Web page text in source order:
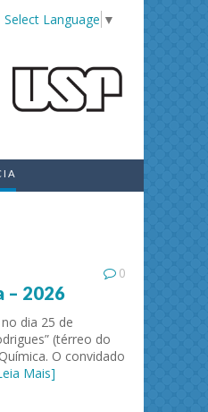
Select Language ▼
0
– 2026
dia 25 de
(térreo do
O convidado
Mais]